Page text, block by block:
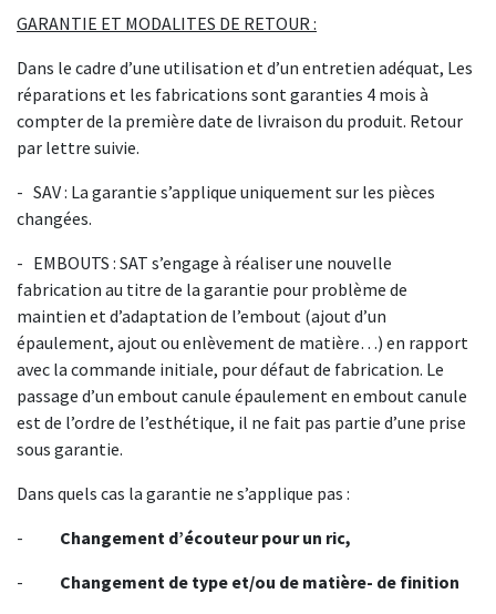
GARANTIE ET MODALITES DE RETOUR :
Dans le cadre d’une utilisation et d’un entretien adéquat, Les
réparations et les fabrications sont garanties 4 mois à
compter de la première date de livraison du produit. Retour
par lettre suivie.
- SAV : La garantie s’applique uniquement sur les pièces
changées.
- EMBOUTS : SAT s’engage à réaliser une nouvelle
fabrication au titre de la garantie pour problème de
maintien et d’adaptation de l’embout (ajout d’un
épaulement, ajout ou enlèvement de matière…) en rapport
avec la commande initiale, pour défaut de fabrication. Le
passage d’un embout canule épaulement en embout canule
est de l’ordre de l’esthétique, il ne fait pas partie d’une prise
sous garantie.
Dans quels cas la garantie ne s’applique pas :
- Changement d’écouteur pour un ric,
- Changement de type et/ou de matière- de finition